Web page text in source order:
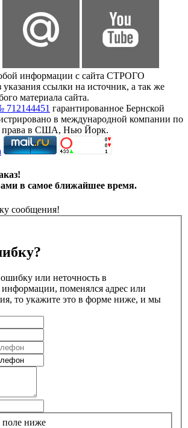
информации с сайта СТРОГО
ссылки на источник, а так же
материала сайта.
712144451 гарантированное Бернской
в международной компании по
права в США, Нью Йорк.
в самое ближайшее время.
сообщения!
или неточность в
информации, поменялся адрес или
то укажите это в форме ниже, и мы
поле ниже